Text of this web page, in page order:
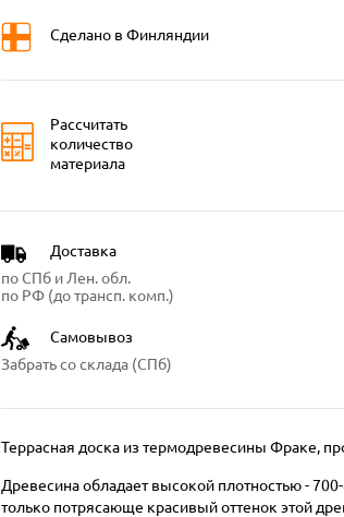
Сделано в Финляндии
Рассчитать
количество
материала
Доставка
по СПб и Лен. обл.
по РФ (до трансп. комп.)
Самовывоз
Забрать со склада (СПб)
Террасная доска из термодревесины Фраке,
Древесина обладает высокой плотностью -
только потрясающе красивый оттенок этой